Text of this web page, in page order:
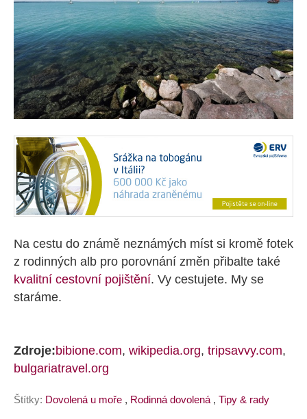
Na cestu do známě neznámých míst si kromě fotek
z rodinných alb pro porovnání změn přibalte také
kvalitní cestovní pojištění. Vy cestujete. My se
staráme.
Zdroje:bibione.com, wikipedia.org, tripsavvy.com,
bulgariatravel.org
Štítky: Dovolená u moře , Rodinná dovolená , Tipy & rady